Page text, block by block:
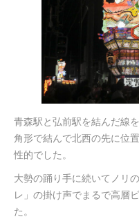
青森駅と弘前駅を結んだ線
角形で結んで北西の先に位
性的でした。
大勢の踊り手に続いてノリ
レ」の掛け声でまるで高層
た。